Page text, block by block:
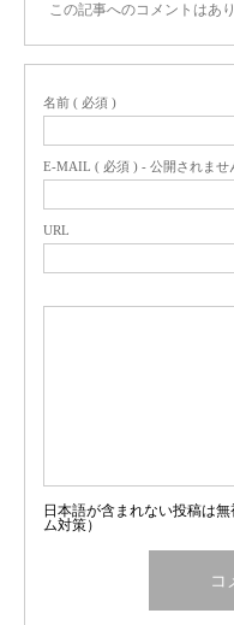
この記事へのコメントはあり
名前 ( 必須 )
E-MAIL ( 必須 ) - 公開されませ
URL
日本語が含まれない投稿は
ム対策）